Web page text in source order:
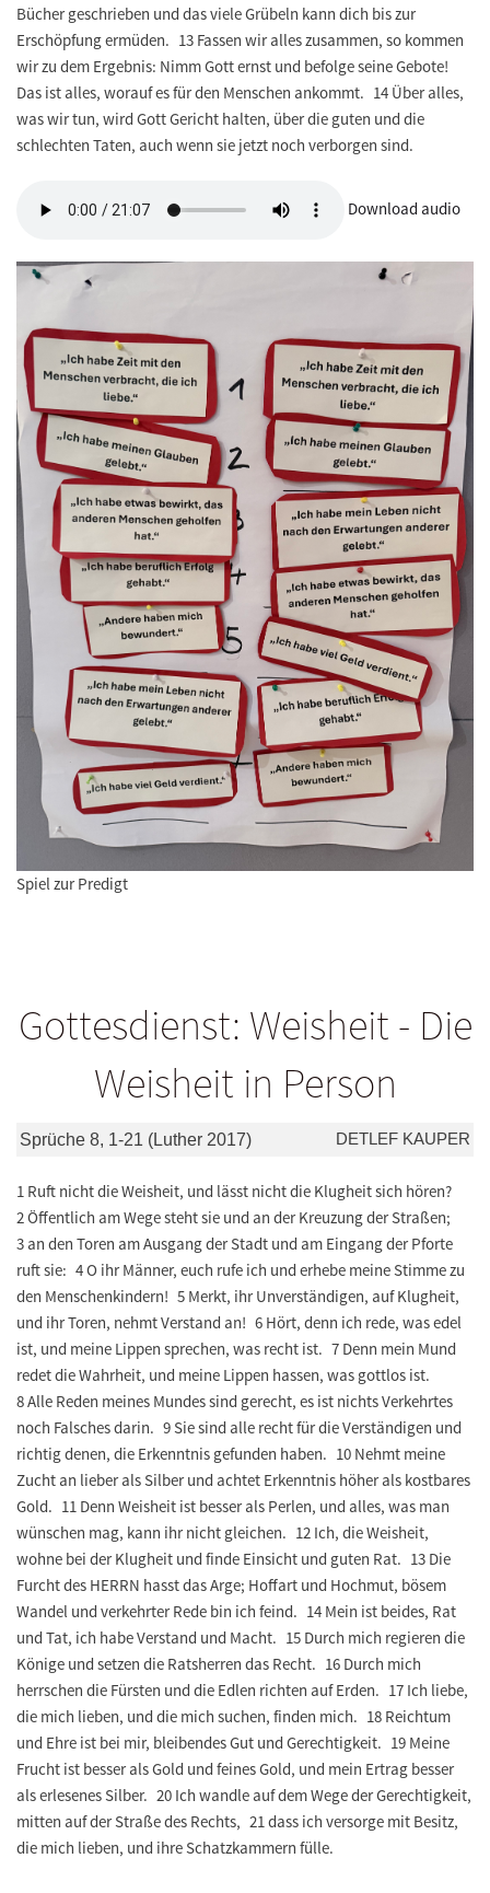
Bücher geschrieben und das viele Grübeln kann dich bis zur
Erschöpfung ermüden. 13 Fassen wir alles zusammen, so kommen
wir zu dem Ergebnis: Nimm Gott ernst und befolge seine Gebote!
Das ist alles, worauf es für den Menschen ankommt. 14 Über alles,
was wir tun, wird Gott Gericht halten, über die guten und die
schlechten Taten, auch wenn sie jetzt noch verborgen sind.
Download audio
Spiel zur Predigt
Gottesdienst: Weisheit - Die
Weisheit in Person
Sprüche 8, 1-21 (Luther 2017) DETLEF KAUPER
1 Ruft nicht die Weisheit, und lässt nicht die Klugheit sich hören?
2 Öffentlich am Wege steht sie und an der Kreuzung der Straßen;
3 an den Toren am Ausgang der Stadt und am Eingang der Pforte
ruft sie: 4 O ihr Männer, euch rufe ich und erhebe meine Stimme zu
den Menschenkindern! 5 Merkt, ihr Unverständigen, auf Klugheit,
und ihr Toren, nehmt Verstand an! 6 Hört, denn ich rede, was edel
ist, und meine Lippen sprechen, was recht ist. 7 Denn mein Mund
redet die Wahrheit, und meine Lippen hassen, was gottlos ist.
8 Alle Reden meines Mundes sind gerecht, es ist nichts Verkehrtes
noch Falsches darin. 9 Sie sind alle recht für die Verständigen und
richtig denen, die Erkenntnis gefunden haben. 10 Nehmt meine
Zucht an lieber als Silber und achtet Erkenntnis höher als kostbares
Gold. 11 Denn Weisheit ist besser als Perlen, und alles, was man
wünschen mag, kann ihr nicht gleichen. 12 Ich, die Weisheit,
wohne bei der Klugheit und finde Einsicht und guten Rat. 13 Die
Furcht des HERRN hasst das Arge; Hoffart und Hochmut, bösem
Wandel und verkehrter Rede bin ich feind. 14 Mein ist beides, Rat
und Tat, ich habe Verstand und Macht. 15 Durch mich regieren die
Könige und setzen die Ratsherren das Recht. 16 Durch mich
herrschen die Fürsten und die Edlen richten auf Erden. 17 Ich liebe,
die mich lieben, und die mich suchen, finden mich. 18 Reichtum
und Ehre ist bei mir, bleibendes Gut und Gerechtigkeit. 19 Meine
Frucht ist besser als Gold und feines Gold, und mein Ertrag besser
als erlesenes Silber. 20 Ich wandle auf dem Wege der Gerechtigkeit,
mitten auf der Straße des Rechts, 21 dass ich versorge mit Besitz,
die mich lieben, und ihre Schatzkammern fülle.